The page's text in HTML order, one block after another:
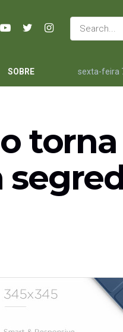
SOBRE sexta-feira
torna